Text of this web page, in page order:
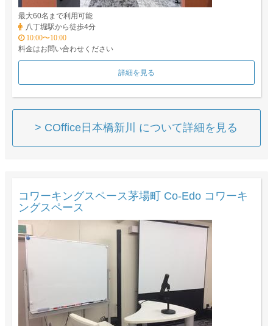
最大60名まで利用可能
八丁堀駅から徒歩4分
10:00〜10:00
料金はお問い合わせください
詳細を見る
> COffice日本橋新川 について詳細を見る
コワーキングスペース茅場町 Co-Edo コワーキ
ングスペース